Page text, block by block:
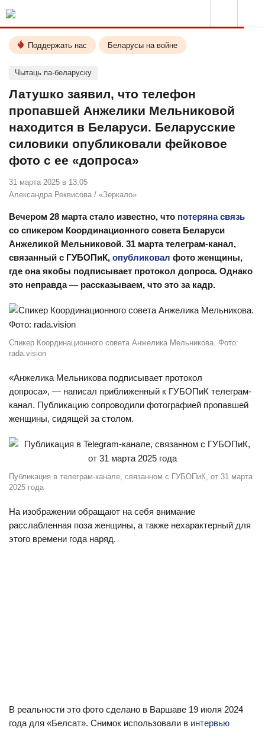
Поддержать нас Беларусы на войне
Чытаць па-беларуску
Латушко заявил, что телефон
пропавшей Анжелики Мельниковой
находится в Беларуси. Беларусские
силовики опубликовали фейковое
фото с ее «допроса»
31 марта 2025 в 13.05
Александра Реквисова / «Зеркало»
Вечером 28 марта стало известно, что потеряна связь
со спикером Координационного совета Беларуси
Анжеликой Мельниковой. 31 марта телеграм-канал,
связанный с ГУБОПиК, опубликовал фото женщины,
где она якобы подписывает протокол допроса. Однако
это неправда — рассказываем, что это за кадр.
Спикер Координационного совета Анжелика Мельникова. Фото:
rada.vision
«Анжелика Мельникова подписывает протокол
допроса», — написал приближенный к ГУБОПиК телеграм-
канал. Публикацию сопроводили фотографией пропавшей
женщины, сидящей за столом.
Публикация в телеграм-канале, связанном с ГУБОПиК, от 31 марта
2025 года
На изображении обращают на себя внимание
расслабленная поза женщины, а также нехарактерный для
этого времени года наряд.
В реальности это фото сделано в Варшаве 19 июля 2024
года для «Белсат». Снимок использовали в интервью